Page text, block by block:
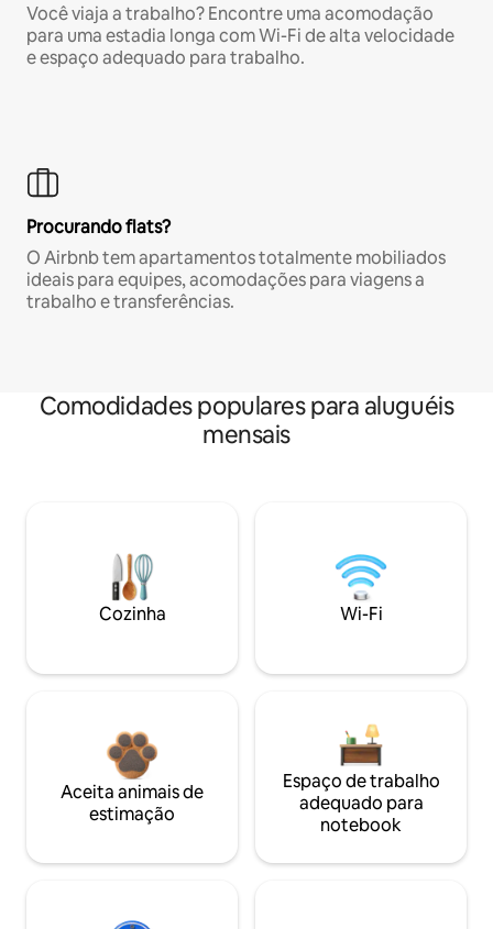
Você viaja a trabalho? Encontre uma acomodação
para uma estadia longa com Wi-Fi de alta velocidade
e espaço adequado para trabalho.
Procurando flats?
O Airbnb tem apartamentos totalmente mobiliados
ideais para equipes, acomodações para viagens a
trabalho e transferências.
Comodidades populares para aluguéis
mensais
Cozinha Wi-Fi
Aceita animais de
estimação
Espaço de trabalho
adequado para
notebook